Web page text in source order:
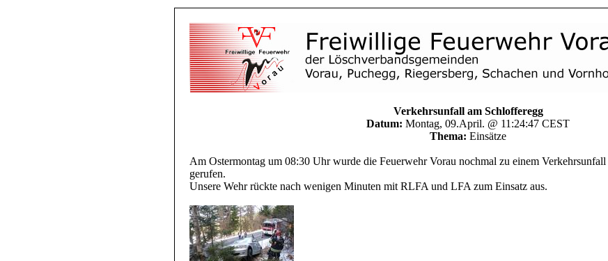
Verkehrsunfall am Schlofferegg
Datum: Montag, 09.April. @ 11:24:47 CEST
Thema: Einsätze
Am Ostermontag um 08:30 Uhr wurde die Feuerwehr Vorau nochmal zu einem
gerufen.
Unsere Wehr rückte nach wenigen Minuten mit RLFA und LFA zum Einsatz aus.